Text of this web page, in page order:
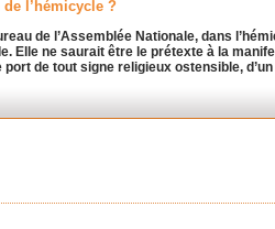
l’hémicycle ?
de l’Assemblée Nationale, dans
Elle ne saurait être le prétexte à la
de tout signe religieux ostensible,